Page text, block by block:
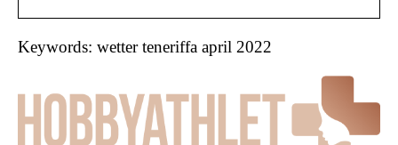
Keywords: wetter teneriffa april 2022